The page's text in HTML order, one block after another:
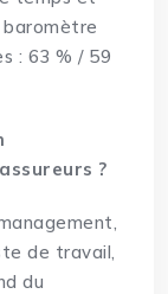
baromètre
: 63 % / 59
?
de travail,
du